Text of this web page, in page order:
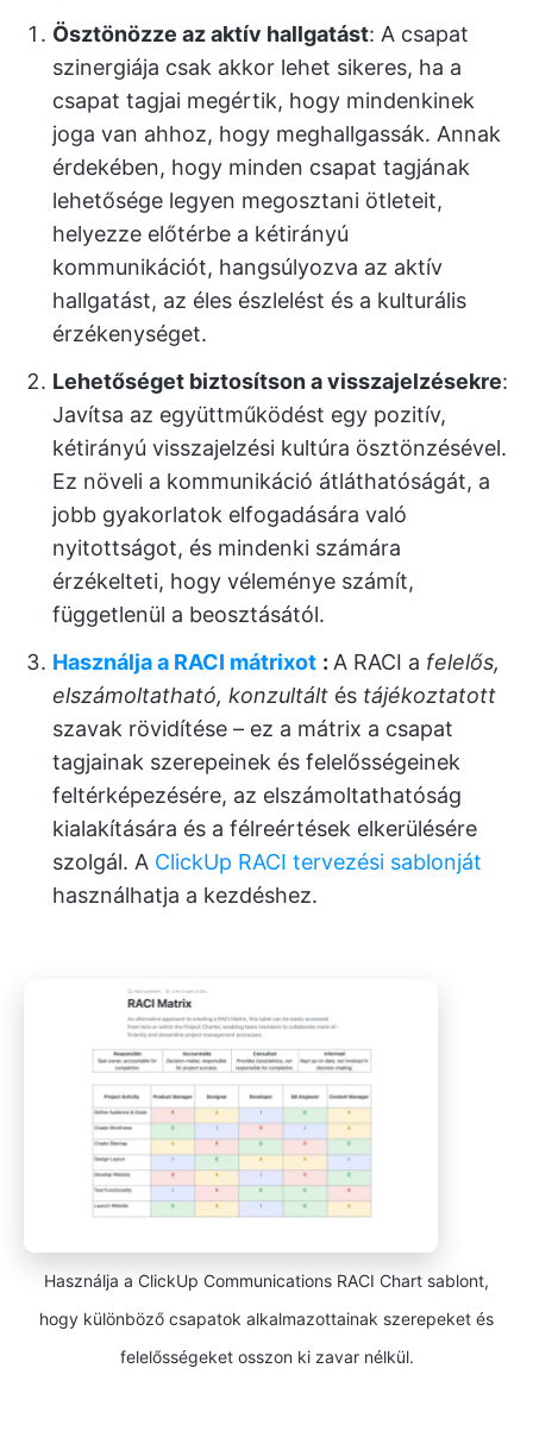
Ösztönözze az aktív hallgatást: A csapat
szinergiája csak akkor lehet sikeres, ha a
csapat tagjai megértik, hogy mindenkinek
joga van ahhoz, hogy meghallgassák. Annak
érdekében, hogy minden csapat tagjának
lehetősége legyen megosztani ötleteit,
helyezze előtérbe a kétirányú
kommunikációt, hangsúlyozva az aktív
hallgatást, az éles észlelést és a kulturális
érzékenységet.
Lehetőséget biztosítson a visszajelzésekre:
Javítsa az együttműködést egy pozitív,
kétirányú visszajelzési kultúra ösztönzésével.
Ez növeli a kommunikáció átláthatóságát, a
jobb gyakorlatok elfogadására való
nyitottságot, és mindenki számára
érzékelteti, hogy véleménye számít,
függetlenül a beosztásától.
Használja a RACI mátrixot : A RACI a felelős,
elszámoltatható, konzultált és tájékoztatott
szavak rövidítése – ez a mátrix a csapat
tagjainak szerepeinek és felelősségeinek
feltérképezésére, az elszámoltathatóság
kialakítására és a félreértések elkerülésére
szolgál. A ClickUp RACI tervezési sablonját
használhatja a kezdéshez.
Használja a ClickUp Communications RACI Chart sablont,
hogy különböző csapatok alkalmazottainak szerepeket és
felelősségeket osszon ki zavar nélkül.